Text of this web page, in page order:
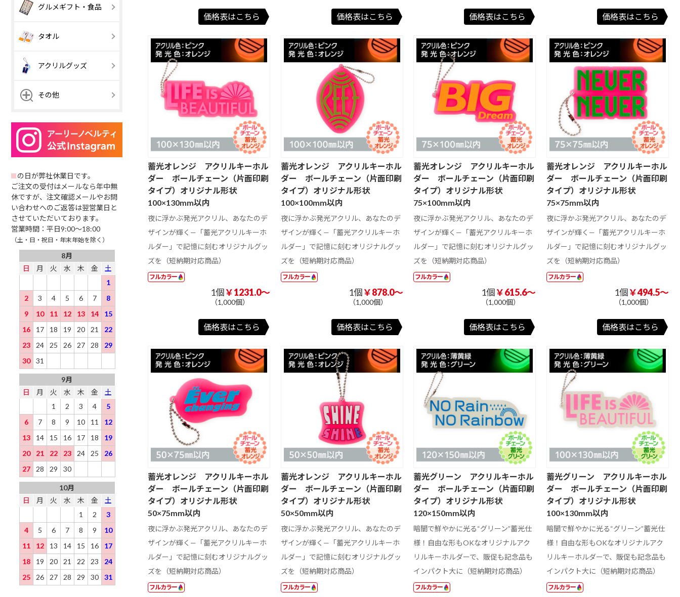
グルメギフト・食品
ーツ
ラーメン うどん そば 焼きそば いちご味
チョコレート 鍋つゆ
【激安】100 円
以下
101 ～ 200 円 201 ～ 300 円 301 ～ 400 円 401 ～ 500 円
501 ～ 1000 円 1001 円以上
タオル
アクリルグッズ
アクリルキーホ
ルダー ボールチ
アクリルキーホ
ルダー ナスカン
蓄光アクリルキ
ーホルダー ボー
ルチェーン
蓄光アクリルキ
ーホルダー ナス
ホログラムアク
リルキーホルダ
ー ボールチェー
ン
ホログラムアク
リルキーホルダ
アクリルスタン
ド
アクリルマグネ
ット
アクリルミニフ
ォトスタンド
アクリルグッ
ズ その他
その他
の日が弊社休業日です。
ご注文の受付はメールなら年中無
休ですが、注文確認メールやお問
い合わせへのご返答は翌営業日と
させていただいております。
営業時間：平日9:00～18:00
（土・日・祝日・年末年始を除く）
8月
日
月 火 水 木 金
土
1
2
3 4 5 6 7
8
9
10 11 12 13 14
15
16
17 18 19 20 21
22
23
24 25 26 27 28
29
30
31
9月
日
月 火 水 木 金
土
1
2 3 4
5
6
7 8 9 10 11
12
13
14 15 16 17 18
19
20
21 22 23 24 25
26
27
28 29 30
10月
日
月 火 水 木 金
土
1
2
3
4
5 6 7 8 9
10
11
12 13 14 15 16
17
18
19 20 21 22 23
24
25
26 27 28 29 30 31
価格表はこちら 価格表はこちら 価格表はこちら 価格表はこちら
蓄光オレンジ アクリルキーホル
ダー ボールチェーン（片面印刷
タイプ）オリジナル形状
100×130mm以内
夜に浮かぶ発光アクリル、あなたのデ
ザインが輝く—「蓄光アクリルキーホ
ルダー」で記憶に刻むオリジナルグッ
ズを（短納期対応商品）
フルカラー
1個￥1231.0～
（1,000個）
価格表はこちら
蓄光オレンジ アクリルキーホル
ダー ボールチェーン（片面印刷
タイプ）オリジナル形状
100×100mm以内
夜に浮かぶ発光アクリル、あなたのデ
ザインが輝く—「蓄光アクリルキーホ
ルダー」で記憶に刻むオリジナルグッ
ズを（短納期対応商品）
フルカラー
1個￥878.0～
（1,000個）
価格表はこちら
蓄光オレンジ アクリルキーホル
ダー ボールチェーン（片面印刷
タイプ）オリジナル形状
75×100mm以内
夜に浮かぶ発光アクリル、あなたのデ
ザインが輝く—「蓄光アクリルキーホ
ルダー」で記憶に刻むオリジナルグッ
ズを（短納期対応商品）
フルカラー
1個￥615.6～
（1,000個）
価格表はこちら
蓄光オレンジ アクリルキーホル
ダー ボールチェーン（片面印刷
タイプ）オリジナル形状
75×75mm以内
夜に浮かぶ発光アクリル、あなたのデ
ザインが輝く—「蓄光アクリルキーホ
ルダー」で記憶に刻むオリジナルグッ
ズを（短納期対応商品）
フルカラー
1個￥494.5～
（1,000個）
価格表はこちら
蓄光オレンジ アクリルキーホル
ダー ボールチェーン（片面印刷
タイプ）オリジナル形状
50×75mm以内
夜に浮かぶ発光アクリル、あなたのデ
ザインが輝く—「蓄光アクリルキーホ
ルダー」で記憶に刻むオリジナルグッ
ズを（短納期対応商品）
フルカラー
蓄光オレンジ アクリルキーホル
ダー ボールチェーン（片面印刷
タイプ）オリジナル形状
50×50mm以内
夜に浮かぶ発光アクリル、あなたのデ
ザインが輝く—「蓄光アクリルキーホ
ルダー」で記憶に刻むオリジナルグッ
ズを（短納期対応商品）
フルカラー
蓄光グリーン アクリルキーホル
ダー ボールチェーン（片面印刷
タイプ）オリジナル形状
120×150mm以内
暗闇で鮮やかに光る“グリーン”蓄光仕
様！自由な形もOKなオリジナルアク
リルキーホルダーで、販促も記念品も
インパクト大に（短納期対応商品）
フルカラー
蓄光グリーン アクリルキーホル
ダー ボールチェーン（片面印刷
タイプ）オリジナル形状
100×130mm以内
暗闇で鮮やかに光る“グリーン”蓄光仕
様！自由な形もOKなオリジナルアク
リルキーホルダーで、販促も記念品も
インパクト大に（短納期対応商品）
フルカラー